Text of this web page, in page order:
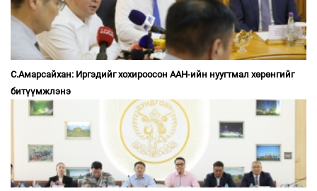
С.Амарсайхан: Иргэдийг хохироосон ААН-ийн нуугтмал хөрөнгийг
битүүмжлэнэ